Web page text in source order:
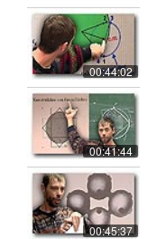
00:44:02
00:41:44
00:45:37